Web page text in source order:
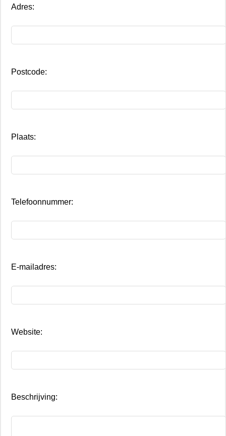
Adres:
Postcode:
Plaats:
Telefoonnummer:
E-mailadres:
Website:
Beschrijving: